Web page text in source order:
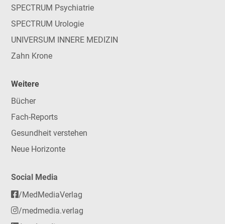
SPECTRUM Psychiatrie
SPECTRUM Urologie
UNIVERSUM INNERE MEDIZIN
Zahn Krone
Weitere
Bücher
Fach-Reports
Gesundheit verstehen
Neue Horizonte
Social Media
/MedMediaVerlag
/medmedia.verlag